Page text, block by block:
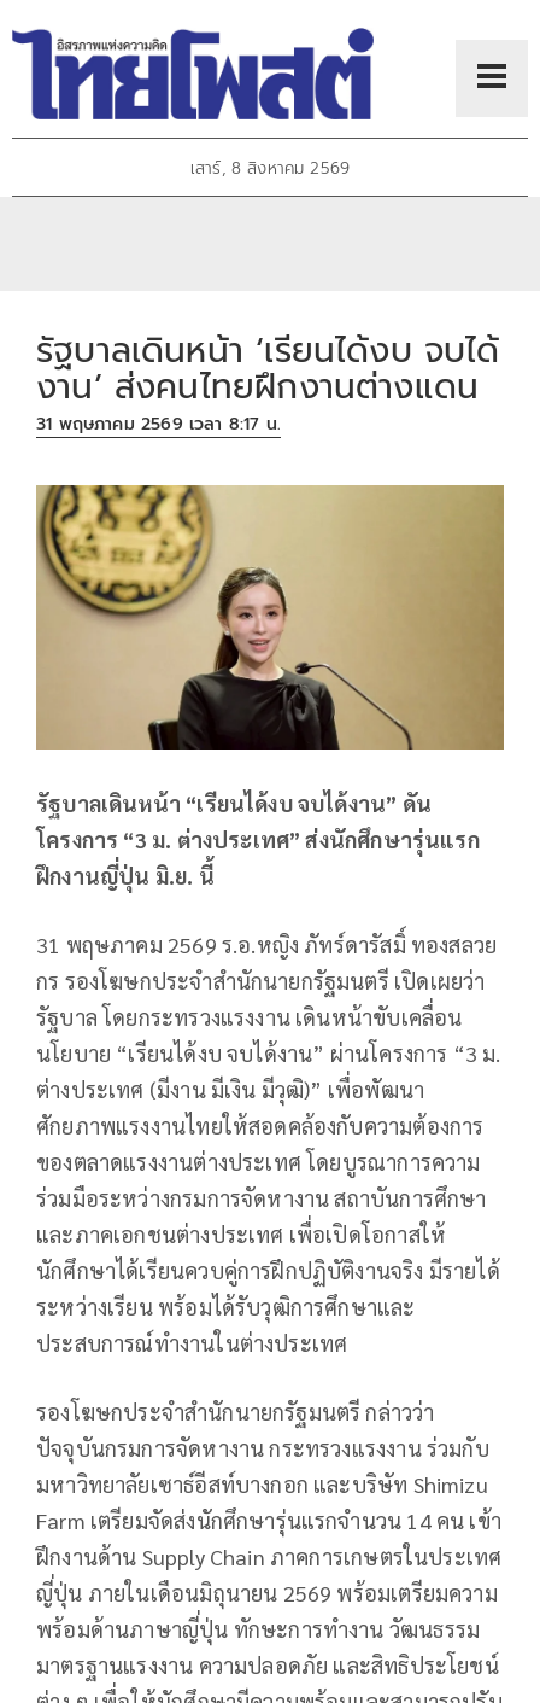
เสาร์, 8 สิงหาคม 2569
รัฐบาลเดินหน้า ‘เรียนได้งบ จบได้
งาน’ ส่งคนไทยฝึกงานต่างแดน
31 พฤษภาคม 2569 เวลา 8:17 น.
รัฐบาลเดินหน้า “เรียนได้งบ จบได้งาน” ดัน
โครงการ “3 ม. ต่างประเทศ” ส่งนักศึกษารุ่นแรก
ฝึกงานญี่ปุ่น มิ.ย. นี้
31 พฤษภาคม 2569 ร.อ.หญิง ภัทร์ดารัสมิ์ ทองสลวย
กร รองโฆษกประจำสำนักนายกรัฐมนตรี เปิดเผยว่า
รัฐบาล โดยกระทรวงแรงงาน เดินหน้าขับเคลื่อน
นโยบาย “เรียนได้งบ จบได้งาน” ผ่านโครงการ “3 ม.
ต่างประเทศ (มีงาน มีเงิน มีวุฒิ)” เพื่อพัฒนา
ศักยภาพแรงงานไทยให้สอดคล้องกับความต้องการ
ของตลาดแรงงานต่างประเทศ โดยบูรณาการความ
ร่วมมือระหว่างกรมการจัดหางาน สถาบันการศึกษา
และภาคเอกชนต่างประเทศ เพื่อเปิดโอกาสให้
นักศึกษาได้เรียนควบคู่การฝึกปฏิบัติงานจริง มีรายได้
ระหว่างเรียน พร้อมได้รับวุฒิการศึกษาและ
ประสบการณ์ทำงานในต่างประเทศ
รองโฆษกประจำสำนักนายกรัฐมนตรี กล่าวว่า
ปัจจุบันกรมการจัดหางาน กระทรวงแรงงาน ร่วมกับ
มหาวิทยาลัยเซาธ์อีสท์บางกอก และบริษัท Shimizu
Farm เตรียมจัดส่งนักศึกษารุ่นแรกจำนวน 14 คน เข้า
ฝึกงานด้าน Supply Chain ภาคการเกษตรในประเทศ
ญี่ปุ่น ภายในเดือนมิถุนายน 2569 พร้อมเตรียมความ
พร้อมด้านภาษาญี่ปุ่น ทักษะการทำงาน วัฒนธรรม
มาตรฐานแรงงาน ความปลอดภัย และสิทธิประโยชน์